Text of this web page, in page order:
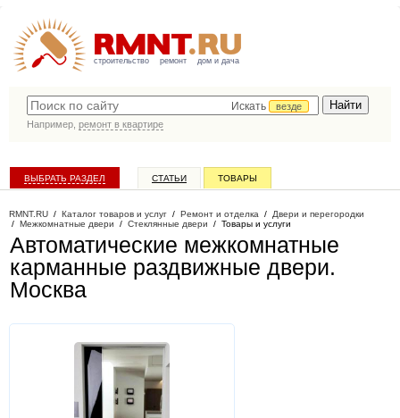
строительство ремонт дом и дача
Искать
везде
Например, ремонт в квартире
ВЫБРАТЬ РАЗДЕЛ СТАТЬИ ТОВАРЫ
RMNT.RU / Каталог товаров и услуг / Ремонт и отделка / Двери и перегородки
/ Межкомнатные двери / Стеклянные двери / Товары и услуги
Автоматические межкомнатные
карманные раздвижные двери.
Москва